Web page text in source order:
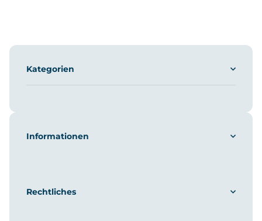
Kategorien
Informationen
Rechtliches